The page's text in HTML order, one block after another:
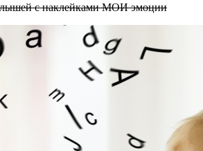
с наклейками МОИ эмоции